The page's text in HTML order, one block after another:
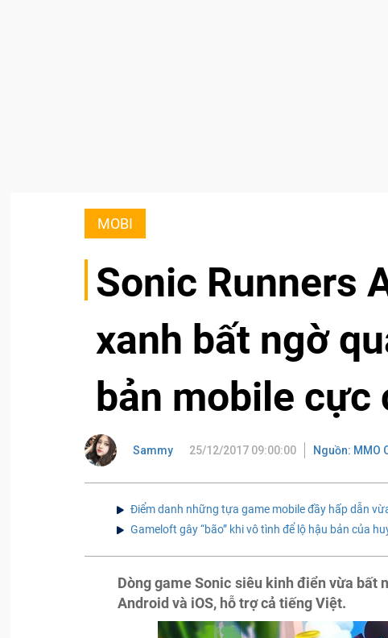
MOBI
Sonic Runners
xanh bất ngờ
bản mobile cực
Sammy 25/12/2017 09:00:00 Nguồn: MMO
Điểm danh những tựa game mobile đầy hấp dẫn
Gameloft gây “bão” khi vô tình để lộ hậu bản của
Dòng game Sonic siêu kinh điển vừa
Android và iOS, hỗ trợ cả tiếng Việt.